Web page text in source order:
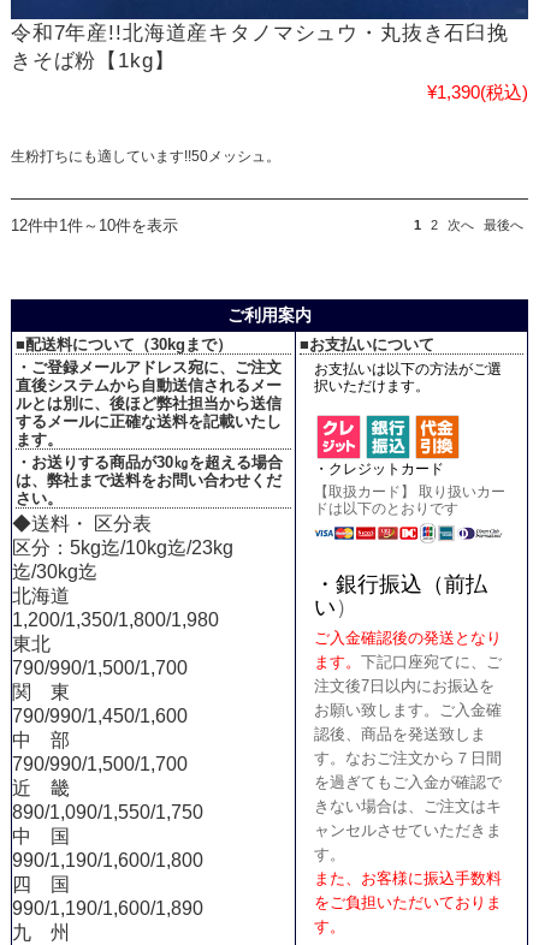
令和7年産!!北海道産キタノマシュウ・丸抜き石臼挽
きそば粉【1kg】
¥1,390(税込)
生粉打ちにも適しています!!50メッシュ。
12件中1件～10件を表示 1 2 次へ 最後へ
ご利用案内
■配送料について（30kgまで）
・ご登録メールアドレス宛に、ご注文
直後システムから自動送信されるメー
ルとは別に、後ほど弊社担当から送信
するメールに正確な送料を記載いたし
ます。
・お送りする商品が30㎏を超える場合
は、弊社まで送料をお問い合わせくだ
さい。
◆送料・ 区分表
区分：5kg迄/10kg迄/23kg
迄/30kg迄
北海道
1,200/1,350/1,800/1,980
東北
790/990/1,500/1,700
関 東
790/990/1,450/1,600
中 部
790/990/1,500/1,700
近 畿
890/1,090/1,550/1,750
中 国
990/1,190/1,600/1,800
四 国
990/1,190/1,600/1,890
九 州
■お支払いについて
お支払いは以下の方法がご選
択いただけます。
・クレジットカード
【取扱カード】 取り扱いカー
ドは以下のとおりです
・銀行振込（前払
い ）
ご入金確認後の発送となり
ます。 下記口座宛てに、ご
注文後7日以内にお振込を
お願い致します。ご入金確
認後、商品を発送致しま
す。なおご注文から７日間
を過ぎてもご入金が確認で
きない場合は、ご注文はキ
ャンセルさせていただきま
す。
また、お客様に振込手数料
をご負担いただいておりま
す。